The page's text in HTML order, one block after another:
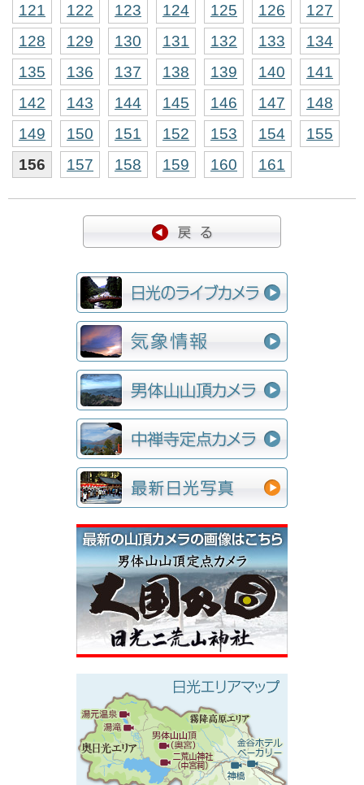
121
122 123 124 125 126
127
128
129 130 131 132 133
134
135
136 137 138 139 140
141
142
143 144 145 146 147
148
149
150 151 152 153 154
155
156
157 158 159 160 161